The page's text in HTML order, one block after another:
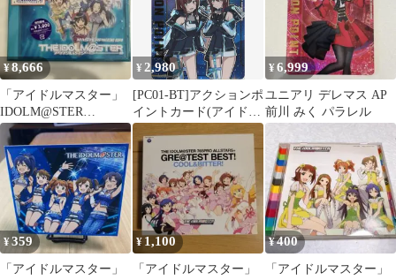
¥8,666
「アイドルマスター」
IDOLM@STER
MASTERPIECE 04 未開
封
¥ 2,980
[PC01-BT]アクションポ
イントカード(アイドル
マスター シャイニーカ
ラーズ)【AP】
PC01BT/IMS-3-AP04
ITJ06DFUBJ66
¥6,999
ユニアリ デレマス AP
前川 みく パラレル
¥359
「アイドルマスター」
¥ 1,100
「アイドルマスター」
¥400
「アイドルマスター」